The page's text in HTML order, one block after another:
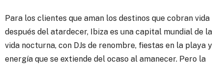
Para los clientes que aman los destinos que cobran vida
después del atardecer, Ibiza es una capital mundial de la
vida nocturna, con DJs de renombre, fiestas en la playa y
energía que se extiende del ocaso al amanecer. Pero la